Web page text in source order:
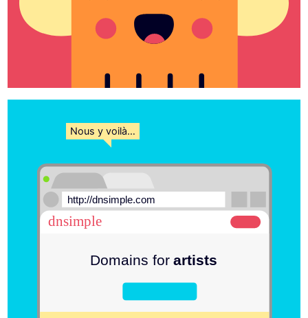
Domains forartists
http://dnsimple.com
dnsimple
Nous y voilà…